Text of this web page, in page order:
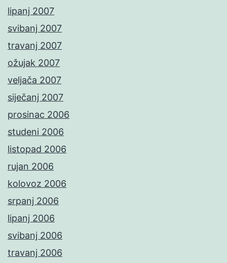
lipanj 2007
svibanj 2007
travanj 2007
ožujak 2007
veljača 2007
siječanj 2007
prosinac 2006
studeni 2006
listopad 2006
rujan 2006
kolovoz 2006
srpanj 2006
lipanj 2006
svibanj 2006
travanj 2006